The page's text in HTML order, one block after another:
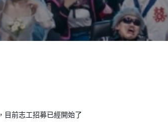
目前志工招募已經開始了